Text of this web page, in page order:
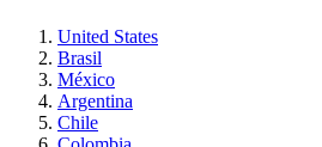
United States
Brasil
México
Argentina
Chile